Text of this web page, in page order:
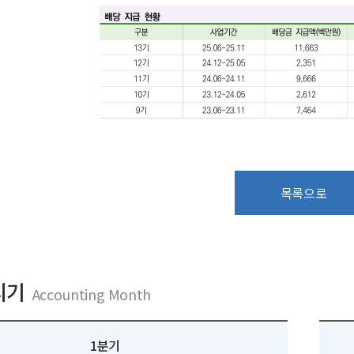
목록으로
Accounting Month
1분기